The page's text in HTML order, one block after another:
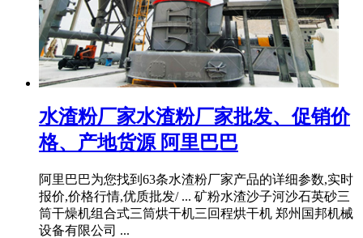
水渣粉厂家水渣粉厂家批发、促销价
格、产地货源 阿里巴巴
阿里巴巴为您找到63条水渣粉厂家产品的详细参数,实时
报价,价格行情,优质批发/ ... 矿粉水渣沙子河沙石英砂三
筒干燥机组合式三筒烘干机三回程烘干机 郑州国邦机械
设备有限公司 ...